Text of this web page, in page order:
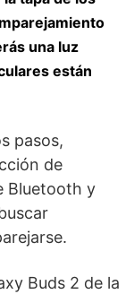
una luz
están
pasos,
de
Bluetooth y‌
Buds 2 de ‌la